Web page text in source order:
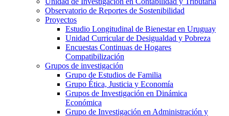
Observatorio de Reportes de Sostenibilidad
Proyectos
Estudio Longitudinal de Bienestar en Uruguay
Unidad Curricular de Desigualdad y Pobreza
Encuestas Continuas de Hogares
Compatibilización
Grupos de investigación
Grupo de Estudios de Familia
Grupo Ética, Justicia y Economía
Grupos de Investigación en Dinámica
Económica
Grupo de Investigación en Administración y